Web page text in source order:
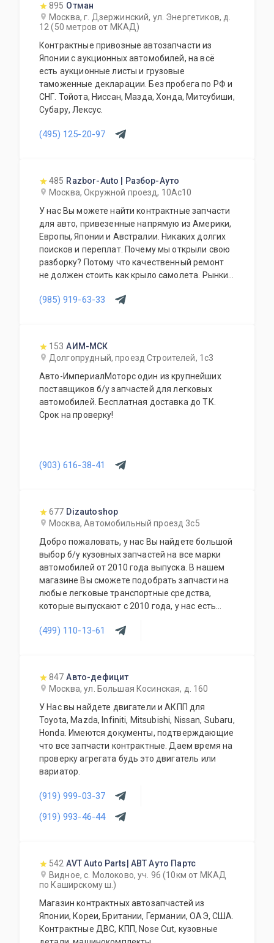
895 Отман
Москва, г. Дзержинский, ул. Энергетиков, д.
12 (50 метров от МКАД)
Контрактные привозные автозапчасти из
Японии с аукционных автомобилей, на всё
есть аукционные листы и грузовые
таможенные декларации. Без пробега по РФ и
СНГ. Тойота, Ниссан, Мазда, Хонда, Митсубиши,
Субару, Лексус.
(495) 125-20-97
485 Razbor-Auto | Разбор-Ауто
Москва, Окружной проезд, 10Ас10
У нас Вы можете найти контрактные запчасти
для авто, привезенные напрямую из Америки,
Европы, Японии и Австралии. Никаких долгих
поисков и переплат. Почему мы открыли свою
разборку? Потому что качественный ремонт
не должен стоить как крыло самолета. Рынки
отличных доноров с живыми узлами. Мы
(985) 919-63-33
153 АИМ-МСК
Долгопрудный, проезд Строителей, 1с3
Авто-ИмпериалМоторс один из крупнейших
поставщиков б/у запчастей для легковых
автомобилей. Бесплатная доставка до ТК.
Срок на проверку!
(903) 616-38-41
677 Dizautoshop
Москва, Автомобильный проезд 3с5
Добро пожаловать, у нас Вы найдете большой
выбор б/у кузовных запчастей на все марки
автомобилей от 2010 года выпуска. В нашем
магазине Вы сможете подобрать запчасти на
любые легковые транспортные средства,
которые выпускают с 2010 года, у нас есть
средства УАЗ, Лада и все иностранные
Mercedes-Benz.
(499) 110-13-61
847 Авто-дефицит
Москва, ул. Большая Косинская, д. 160
У Нас вы найдете двигатели и АКПП для
Toyota, Mazda, Infiniti, Mitsubishi, Nissan, Subaru,
Honda. Имеются документы, подтверждающие
что все запчасти контрактные. Даем время на
проверку агрегата будь это двигатель или
вариатор.
(919) 999-03-37
(919) 993-46-44
542 AVT Auto Parts| АВТ Ауто Партс
Видное, с. Молоково, уч. 96 (10км от МКАД
по Каширскому ш.)
Магазин контрактных автозапчастей из
Японии, Кореи, Британии, Германии, ОАЭ, США.
Контрактные ДВС, КПП, Nose Cut, кузовные